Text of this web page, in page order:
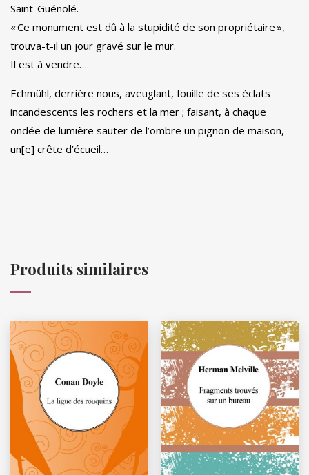
Saint-Guénolé.
« Ce monument est dû à la stupidité de son propriétaire »,
trouva-t-il un jour gravé sur le mur.
Il est à vendre…
Echmühl, derrière nous, aveuglant, fouille de ses éclats
incandescents les rochers et la mer ; faisant, à chaque
ondée de lumière sauter de l’ombre un pignon de maison,
un[e] crête d’écueil…
Produits similaires